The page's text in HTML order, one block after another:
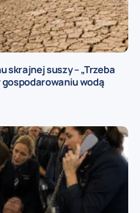
skrajnej suszy – „Trzeba
wodą